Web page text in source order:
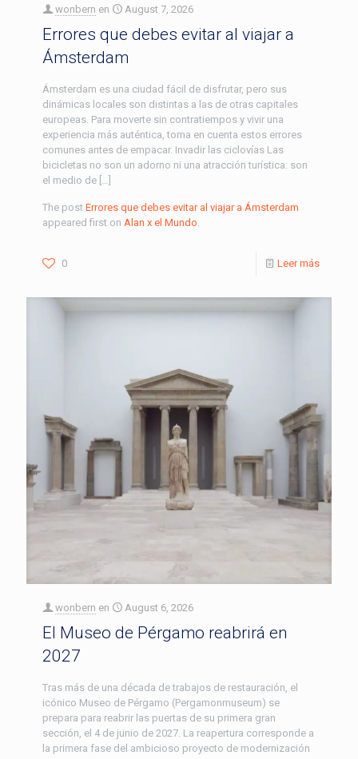
wonbern en August 7, 2026
Errores que debes evitar al viajar a
Ámsterdam
Ámsterdam es una ciudad fácil de disfrutar, pero sus
dinámicas locales son distintas a las de otras capitales
europeas. Para moverte sin contratiempos y vivir una
experiencia más auténtica, toma en cuenta estos errores
comunes antes de empacar. Invadir las ciclovías Las
bicicletas no son un adorno ni una atracción turística: son
el medio de […]
The post Errores que debes evitar al viajar a Ámsterdam
appeared first on Alan x el Mundo.
0 Leer más
wonbern en August 6, 2026
El Museo de Pérgamo reabrirá en
2027
Tras más de una década de trabajos de restauración, el
icónico Museo de Pérgamo (Pergamonmuseum) se
prepara para reabrir las puertas de su primera gran
sección, el 4 de junio de 2027. La reapertura corresponde a
la primera fase del ambicioso proyecto de modernización